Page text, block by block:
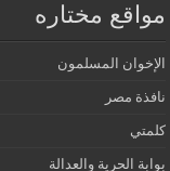
مواقع مختاره
الإخوان المسلمون
نافذة مصر
كلمتي
بوابة الحرية والعدالة